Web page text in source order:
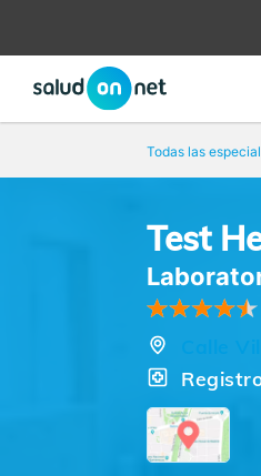
Todas las
Test